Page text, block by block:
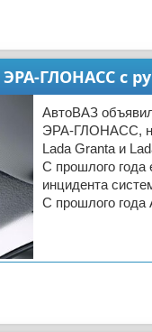
ГЛОНАСС с
АвтоВАЗ
ЭРА-ГЛОНАСС, но
Lada Granta и
С прошлого года
инцидента
С прошлого года